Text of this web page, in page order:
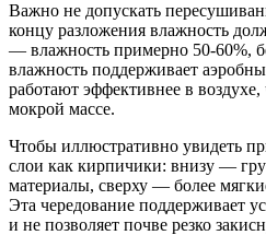
Важно не допускать
концу разложения влажность
— влажность примерно 50-60%,
влажность поддерживает
работают эффективнее в
мокрой массе.
Чтобы иллюстративно увидеть
слои как кирпичики: внизу —
материалы, сверху — более
Эта чередование поддерживает
и не позволяет почве резко